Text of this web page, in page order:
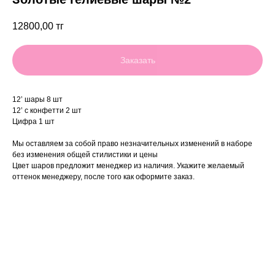
12800,00 тг
Заказать
12’ шары 8 шт
12’ с конфетти 2 шт
Цифра 1 шт
Мы оставляем за собой право незначительных изменений в наборе
без изменения общей стилистики и цены
Цвет шаров предложит менеджер из наличия. Укажите желаемый
оттенок менеджеру, после того как оформите заказ.